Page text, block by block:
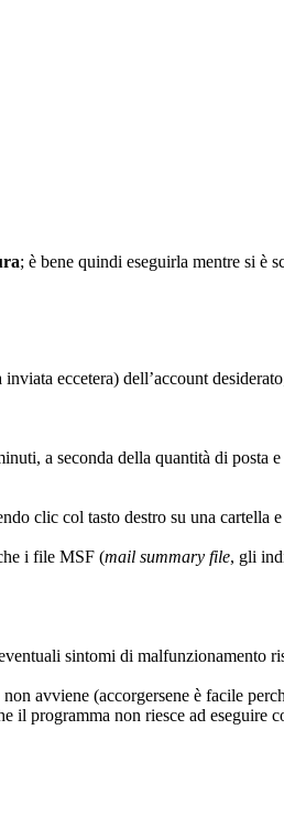
; è bene quindi eseguirla mentre si è
eccetera) dell’account
a seconda della quantità di posta
clic col tasto destro su una cartella
i file MSF (mail summary file, gli
sintomi di malfunzionamento
avviene (accorgersene è facile
programma non riesce ad eseguire